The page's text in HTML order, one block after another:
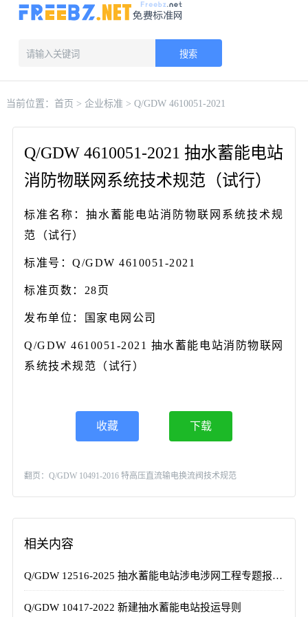
搜索
当前位置： 首页 > 企业标准 > Q/GDW 4610051-2021
Q/GDW 4610051-2021 抽水蓄能电站
消防物联网系统技术规范（试行）
标准名称：抽水蓄能电站消防物联网系统技术规
范（试行）
标准号：Q/GDW 4610051-2021
标准页数：28页
发布单位：国家电网公司
Q/GDW 4610051-2021 抽水蓄能电站消防物联网
系统技术规范（试行）
收藏 下载
翻页：Q/GDW 10491-2016 特高压直流输电换流阀技术规范
相关内容
Q/GDW 12516-2025 抽水蓄能电站涉电涉网工程专题报告内容深度规定
Q/GDW 10417-2022 新建抽水蓄能电站投运导则